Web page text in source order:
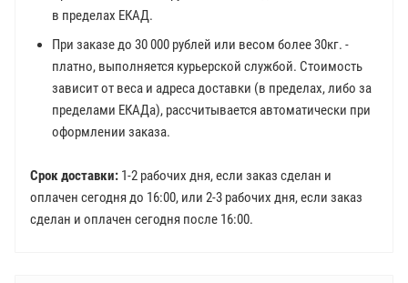
в пределах ЕКАД.
При заказе до 30 000 рублей или весом более 30кг. -
платно, выполняется курьерской службой. Стоимость
зависит от веса и адреса доставки (в пределах, либо за
пределами ЕКАДа), рассчитывается автоматически при
оформлении заказа.
Срок доставки: 1-2 рабочих дня, если заказ сделан и
оплачен сегодня до 16:00, или 2-3 рабочих дня, если заказ
сделан и оплачен сегодня после 16:00.